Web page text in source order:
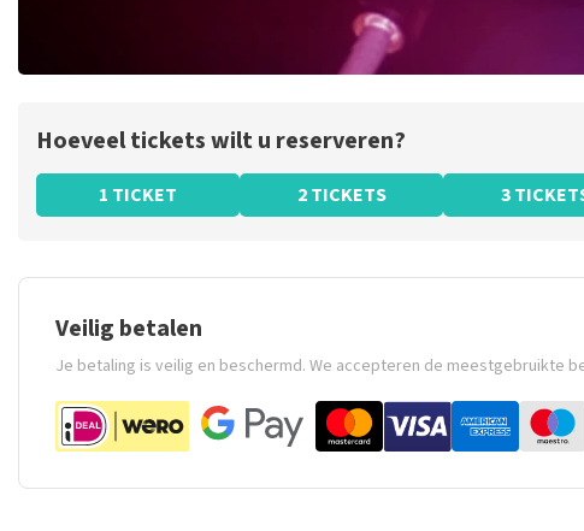
Hoeveel tickets wilt u reserveren?
1 TICKET 2 TICKETS 3
Veilig betalen
Je betaling is veilig en beschermd. We accepteren de meestgebruikte